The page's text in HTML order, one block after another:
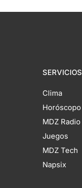
SERVICIOS
Clima
Horóscopo
MDZ Radio
Juegos
MDZ Tech
Napsix